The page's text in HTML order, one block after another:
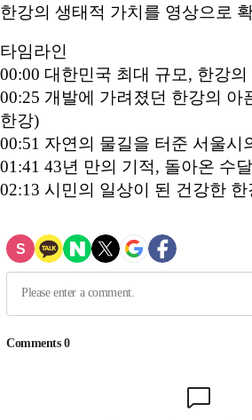
한강의 생태적 가치를 영상으로
타임라인
00:00 대한민국 최대 규모, 한강의
00:25 개발에 가려졌던 한강의 아
한강)
00:51 자연의 물길을 터준 서울시
01:41 43년 만의 기적, 돌아온 수
02:13 시민의 일상이 된 건강한 한